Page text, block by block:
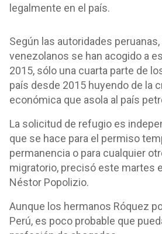
legalmente en el país.
Según las autoridades
venezolanos se han acogido a
2015, sólo una cuarta parte de
país desde 2015 huyendo de la
económica que asola al país
La solicitud de refugio es
que se hace para el permiso
permanencia o para cualquier
migratorio, precisó este martes
Néstor Popolizio.
Aunque los hermanos Róquez
Perú, es poco probable que